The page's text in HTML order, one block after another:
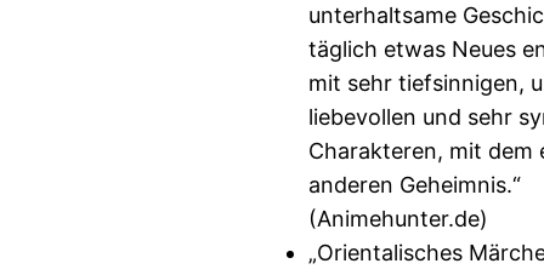
unterhaltsame
täglich etwas Neues
mit sehr tiefsinnigen,
liebevollen und sehr
Charakteren, mit dem
anderen Geheimnis.“
(Animehunter.de)
„Orientalisches